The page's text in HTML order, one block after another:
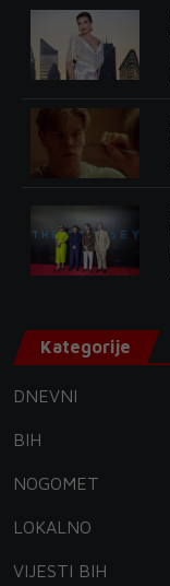
Kategorije
DNEVNI
BIH
NOGOMET
LOKALNO
VIJESTI BIH